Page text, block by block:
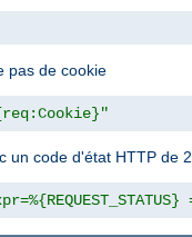
pas de cookie
un code d'état HTTP de